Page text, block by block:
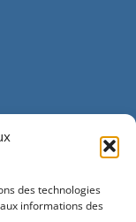
des technologies
informations des